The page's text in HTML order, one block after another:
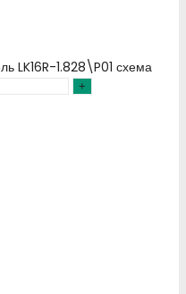
LK16R-1.828\P01 схема